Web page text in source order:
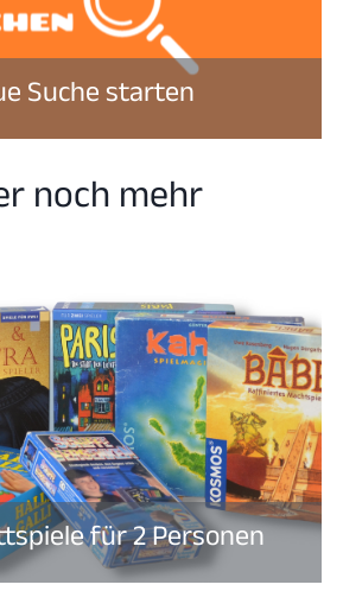
Suche starten
noch mehr
für 2 Personen​